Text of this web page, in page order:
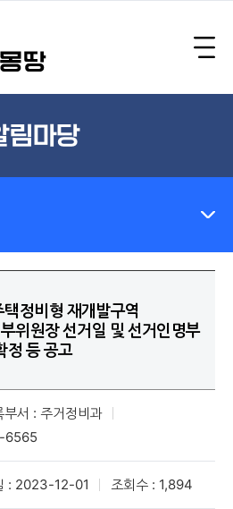
림마당
정비형 재개발구역
위원장 선거일 및 선거인명부
정 등 공고
부서 : 주거정비과
6565
: 2023-12-01 조회수 : 1,894